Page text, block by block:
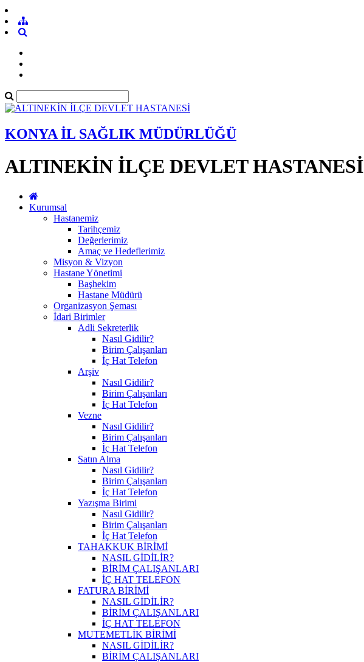
KONYA İL SAĞLIK MÜDÜRLÜĞÜ
ALTINEKİN İLÇE DEVLET HASTANESİ
Kurumsal
Hastanemiz
Tarihçemiz
Değerlerimiz
Amaç ve Hedeflerimiz
Misyon & Vizyon
Hastane Yönetimi
Başhekim
Hastane Müdürü
Organizasyon Şeması
İdari Birimler
Adli Sekreterlik
Nasıl Gidilir?
Birim Çalışanları
İç Hat Telefon
Arşiv
Nasıl Gidilir?
Birim Çalışanları
İç Hat Telefon
Vezne
Nasıl Gidilir?
Birim Çalışanları
İç Hat Telefon
Satın Alma
Nasıl Gidilir?
Birim Çalışanları
İç Hat Telefon
Yazışma Birimi
Nasıl Gidilir?
Birim Çalışanları
İç Hat Telefon
TAHAKKUK BİRİMİ
NASIL GİDİLİR?
BİRİM ÇALIŞANLARI
İÇ HAT TELEFON
FATURA BİRİMİ
NASIL GİDİLİR?
BİRİM ÇALIŞANLARI
İÇ HAT TELEFON
MUTEMETLİK BİRİMİ
NASIL GİDİLİR?
BİRİM ÇALIŞANLARI